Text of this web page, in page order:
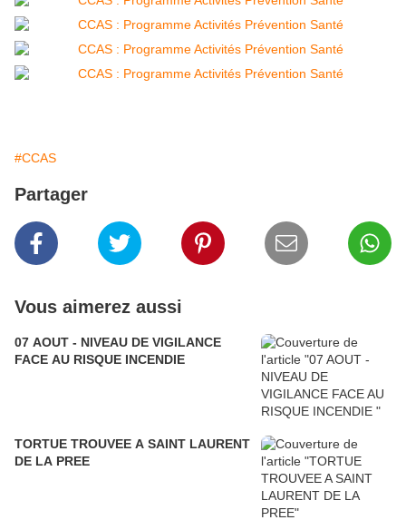
#CCAS
Partager
Vous aimerez aussi
07 AOUT - NIVEAU DE VIGILANCE
FACE AU RISQUE INCENDIE
TORTUE TROUVEE A SAINT LAURENT
DE LA PREE